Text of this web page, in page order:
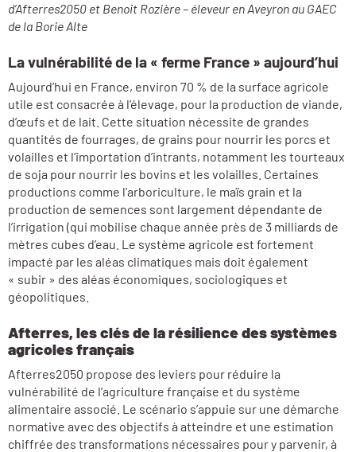
d’Afterres2050 et Benoit Rozière – éleveur en Aveyron au GAEC
de la Borie Alte
La vulnérabilité de la « ferme France » aujourd’hui
Aujourd’hui en France, environ 70 % de la surface agricole
utile est consacrée à l’élevage, pour la production de viande,
d’œufs et de lait. Cette situation nécessite de grandes
quantités de fourrages, de grains pour nourrir les porcs et
volailles et l’importation d’intrants, notamment les tourteaux
de soja pour nourrir les bovins et les volailles. Certaines
productions comme l’arboriculture, le maïs grain et la
production de semences sont largement dépendante de
l’irrigation (qui mobilise chaque année près de 3 milliards de
mètres cubes d’eau. Le système agricole est fortement
impacté par les aléas climatiques mais doit également
« subir » des aléas économiques, sociologiques et
géopolitiques.
Afterres, les clés de la résilience des systèmes
agricoles français
Afterres2050 propose des leviers pour réduire la
vulnérabilité de l’agriculture française et du système
alimentaire associé. Le scénario s’appuie sur une démarche
normative avec des objectifs à atteindre et une estimation
chiffrée des transformations nécessaires pour y parvenir, à